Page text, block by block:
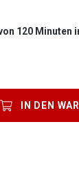
120 Minuten
den
IN DEN